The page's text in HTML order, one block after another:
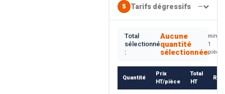
5 Tarifs dégressifs —
Total
sélectionné
:
Aucune
quantité
sélectionnée
min.
1
pièce
Quantité
Prix
HT/pièce
Total
HT